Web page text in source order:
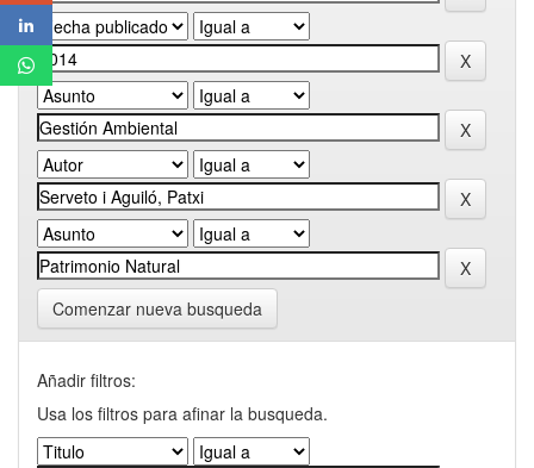
Comenzar nueva busqueda
Añadir filtros:
Usa los filtros para afinar la busqueda.